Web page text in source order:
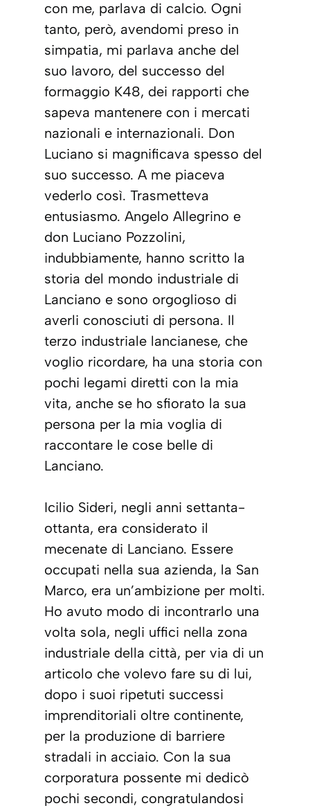
con me, parlava di calcio. Ogni
tanto, però, avendomi preso in
simpatia, mi parlava anche del
suo lavoro, del successo del
formaggio K48, dei rapporti che
sapeva mantenere con i mercati
nazionali e internazionali. Don
Luciano si magnificava spesso del
suo successo. A me piaceva
vederlo così. Trasmetteva
entusiasmo. Angelo Allegrino e
don Luciano Pozzolini,
indubbiamente, hanno scritto la
storia del mondo industriale di
Lanciano e sono orgoglioso di
averli conosciuti di persona. Il
terzo industriale lancianese, che
voglio ricordare, ha una storia con
pochi legami diretti con la mia
vita, anche se ho sfiorato la sua
persona per la mia voglia di
raccontare le cose belle di
Lanciano.
Icilio Sideri, negli anni settanta-
ottanta, era considerato il
mecenate di Lanciano. Essere
occupati nella sua azienda, la San
Marco, era un’ambizione per molti.
Ho avuto modo di incontrarlo una
volta sola, negli uffici nella zona
industriale della città, per via di un
articolo che volevo fare su di lui,
dopo i suoi ripetuti successi
imprenditoriali oltre continente,
per la produzione di barriere
stradali in acciaio. Con la sua
corporatura possente mi dedicò
pochi secondi, congratulandosi